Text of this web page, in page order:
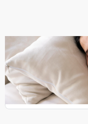
Changement de
dormir ?
Les grandes chaleurs
place à l’automne et
verte et fleurie, enfin